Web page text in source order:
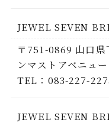
JEWEL SEVEN
〒751-0869 山口県
ンマストアベニュ
TEL：083-227-
JEWEL SEVEN